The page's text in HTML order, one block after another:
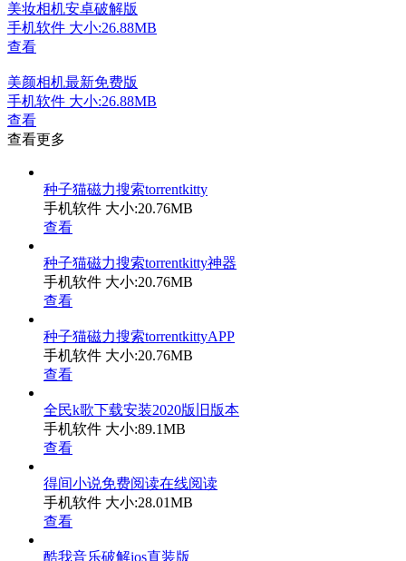
美妆相机安卓破解版
手机软件 大小:26.88MB
查看
美颜相机最新免费版
手机软件 大小:26.88MB
查看
查看更多
种子猫磁力搜索torrentkitty
手机软件 大小:20.76MB
查看
种子猫磁力搜索torrentkitty神器
手机软件 大小:20.76MB
查看
种子猫磁力搜索torrentkittyAPP
手机软件 大小:20.76MB
查看
全民k歌下载安装2020版旧版本
手机软件 大小:89.1MB
查看
得间小说免费阅读在线阅读
手机软件 大小:28.01MB
查看
酷我音乐破解ios直装版